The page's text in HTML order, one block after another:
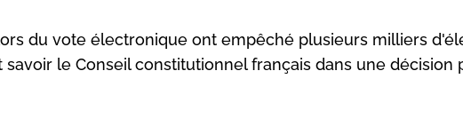
du vote électronique ont empêché plusieurs milliers
le Conseil constitutionnel français dans une décision